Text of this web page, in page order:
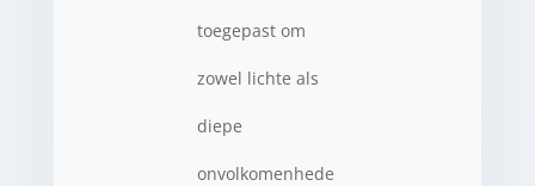
toegepast om
zowel lichte als
diepe
onvolkomenhede